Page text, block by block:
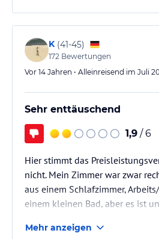
Zimmer sind nicht besonders
gut. Leider keine Kühlschrank
ist etwas…
K (41-45)
172 Bewertungen
Vor 14 Jahren • Alleinreisend im Juli
Sehr enttäuschend
1,9 / 6
Hier stimmt das
nicht. Mein Zimmer war zwar
aus einem Schlafzimmer,
einem kleinen Bad, aber es ist
windiges kleines Kissen zur
Mehr anzeigen